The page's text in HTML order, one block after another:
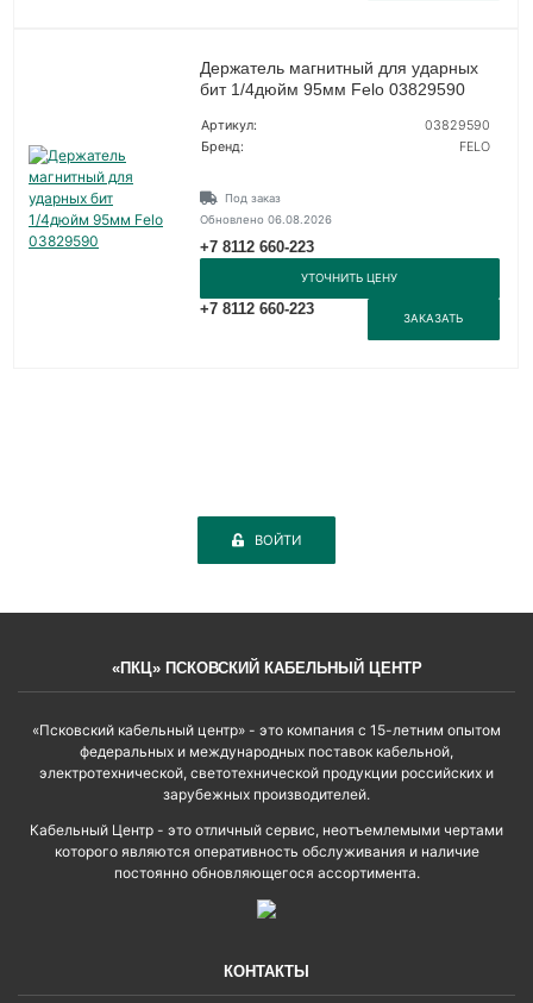
Держатель магнитный для ударных
бит 1/4дюйм 95мм Felo 03829590
Артикул:
03829590
Бренд:
FELO
Под заказ
Обновлено 06.08.2026
+7 8112 660-223
УТОЧНИТЬ ЦЕНУ
+7 8112 660-223
ЗАКАЗАТЬ
ВОЙТИ
«ПКЦ» ПСКОВСКИЙ КАБЕЛЬНЫЙ ЦЕНТР
«Псковский кабельный центр» - это компания с 15-летним опытом
федеральных и международных поставок кабельной,
электротехнической, светотехнической продукции российских и
зарубежных производителей.
Кабельный Центр - это отличный сервис, неотъемлемыми чертами
которого являются оперативность обслуживания и наличие
постоянно обновляющегося ассортимента.
КОНТАКТЫ